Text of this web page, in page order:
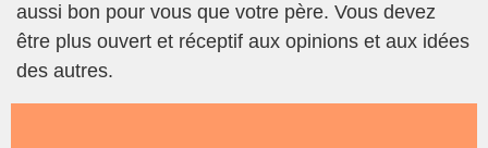
aussi bon pour vous que votre père. Vous devez
être plus ouvert et réceptif aux opinions et aux idées
des autres.